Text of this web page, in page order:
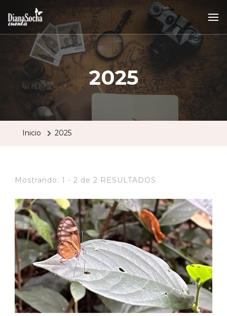
2025
Inicio 2025
Mostrando: 1 - 2 de 2 RESULTADOS